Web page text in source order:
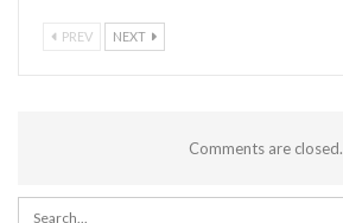
PREV NEXT
Comments are closed.